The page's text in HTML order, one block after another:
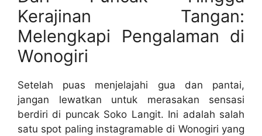
Kerajinan Tangan:
Melengkapi Pengalaman di
Wonogiri
Setelah puas menjelajahi gua dan pantai,
jangan lewatkan untuk merasakan sensasi
berdiri di puncak Soko Langit. Ini adalah salah
satu spot paling instagramable di Wonogiri yang